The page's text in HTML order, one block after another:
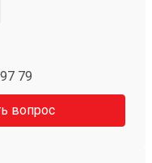
79
вопрос